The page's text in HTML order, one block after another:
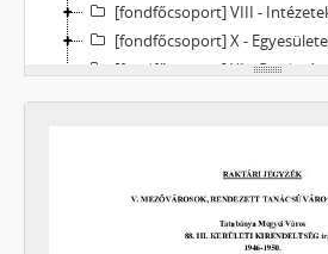
[fondfőcsoport] VIII -
[fondfőcsoport] X -
[fondfőcsoport] XI -
[fondfőcsoport] XIII -
[fondfőcsoport] XVII - Néphatalmi és különleges
[fondfőcsoport] XXIV - Az